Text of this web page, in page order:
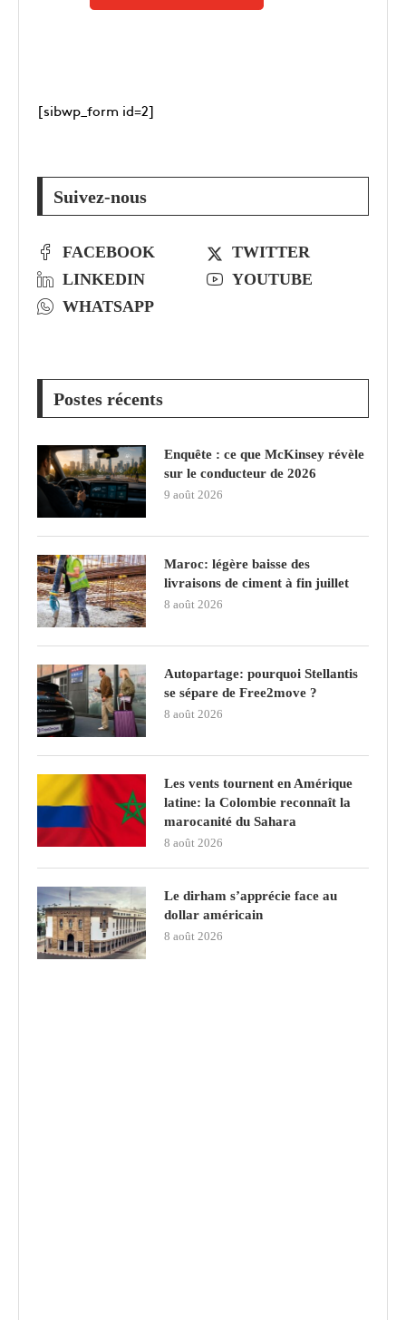
[sibwp_form id=2]
Suivez-nous
FACEBOOK
TWITTER
LINKEDIN
YOUTUBE
WHATSAPP
Postes récents
Enquête : ce que McKinsey révèle
sur le conducteur de 2026
9 août 2026
Maroc: légère baisse des
livraisons de ciment à fin juillet
8 août 2026
Autopartage: pourquoi Stellantis
se sépare de Free2move ?
8 août 2026
Les vents tournent en Amérique
latine: la Colombie reconnaît la
marocanité du Sahara
8 août 2026
Le dirham s’apprécie face au
dollar américain
8 août 2026